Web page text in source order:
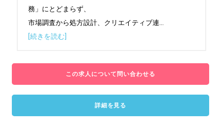
務」にとどまらず、
市場調査から処方設計、クリエイティブ連
[続きを読む]
この求人について問い合わせる
詳細を見る